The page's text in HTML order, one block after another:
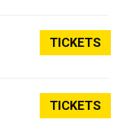
TICKETS
TICKETS